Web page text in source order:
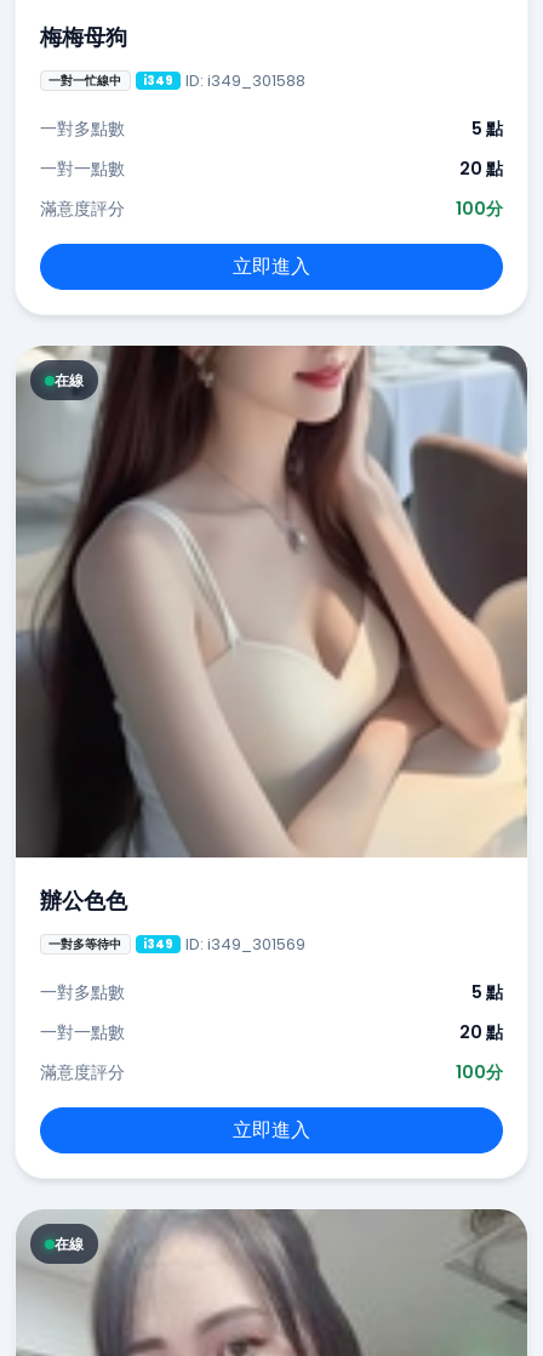
梅梅母狗
一對一忙線中 i349 ID: i349_301588
一對多點數
5 點
一對一點數
20 點
滿意度評分
100分
立即進入
在線
辦公色色
一對多等待中 i349 ID: i349_301569
一對多點數
5 點
一對一點數
20 點
滿意度評分
100分
立即進入
在線